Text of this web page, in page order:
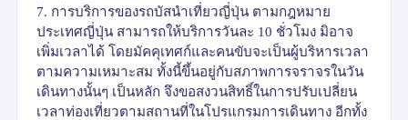
7. การบริการของรถบัสนำเที่ยวญี่ปุ่น ตามกฎหมาย
ประเทศญี่ปุ่น สามารถให้บริการวันละ 10 ชั่วโมง มิอาจ
เพิ่มเวลาได้ โดยมัคคุเทศก์และคนขับจะเป็นผู้บริหารเวลา
ตามความเหมาะสม ทั้งนี้ขึ้นอยู่กับสภาพการจราจรในวัน
เดินทางนั้นๆ เป็นหลัก จึงขอสงวนสิทธิ์ในการปรับเปลี่ยน
เวลาท่องเที่ยวตามสถานที่ในโปรแกรมการเดินทาง อีกทั้ง